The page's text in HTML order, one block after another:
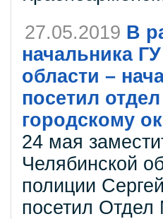
27.05.2019 В
начальника
области –
посетил
городскому
24 мая
Челябинской
полиции
посетил Отдел